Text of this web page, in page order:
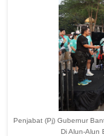
Penjabat (Pj) Gubernur
Di Alun-Alun